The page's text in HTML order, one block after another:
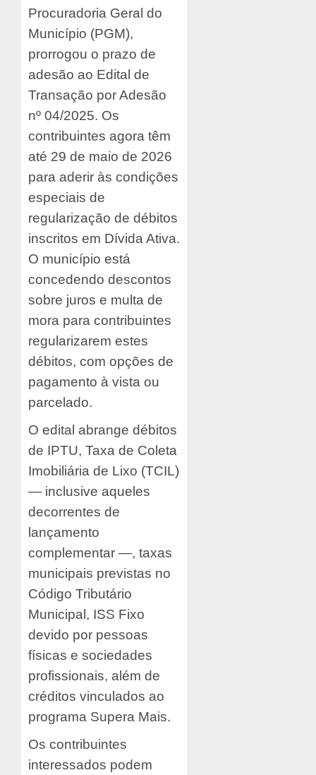
Procuradoria Geral do
Município (PGM),
prorrogou o prazo de
adesão ao Edital de
Transação por Adesão
nº 04/2025. Os
contribuintes agora têm
até 29 de maio de 2026
para aderir às condições
especiais de
regularização de débitos
inscritos em Dívida Ativa.
O município está
concedendo descontos
sobre juros e multa de
mora para contribuintes
regularizarem estes
débitos, com opções de
pagamento à vista ou
parcelado.
O edital abrange débitos
de IPTU, Taxa de Coleta
Imobiliária de Lixo (TCIL)
— inclusive aqueles
decorrentes de
lançamento
complementar —, taxas
municipais previstas no
Código Tributário
Municipal, ISS Fixo
devido por pessoas
físicas e sociedades
profissionais, além de
créditos vinculados ao
programa Supera Mais.
Os contribuintes
interessados podem